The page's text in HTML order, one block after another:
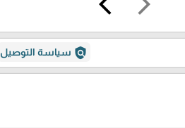
policy سياسة التوصيل